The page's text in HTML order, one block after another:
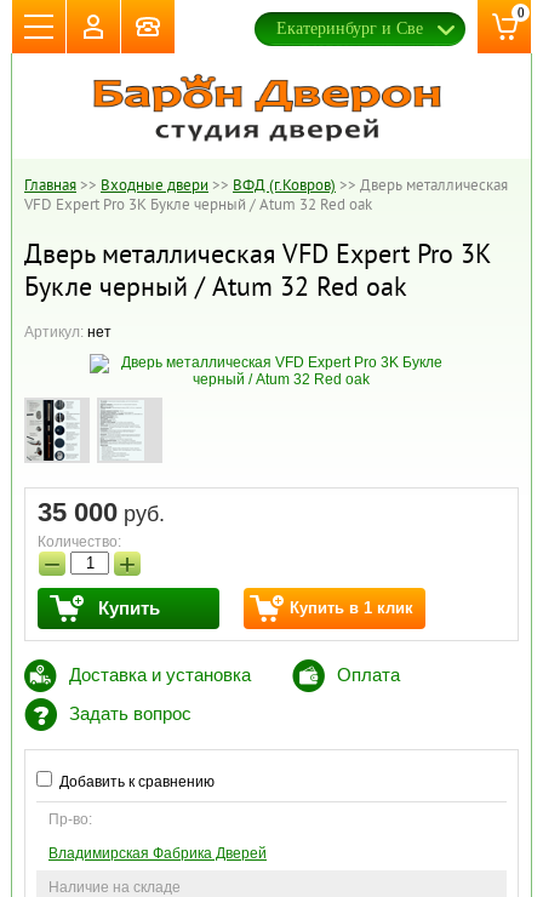
0
Главная>> Входные двери >> ВФД (г.Ковров) >> Дверь металлическая
VFD Expert Pro 3K Букле черный / Atum 32 Red oak
Дверь металлическая VFD Expert Pro 3K
Букле черный / Atum 32 Red oak
Артикул: нет
35 000 руб.
Количество:
− +
Купить Купить в 1 клик
Доставка и установка
Оплата
Задать вопрос
Добавить к сравнению
Пр-во:
Владимирская Фабрика Дверей
Наличие на складе